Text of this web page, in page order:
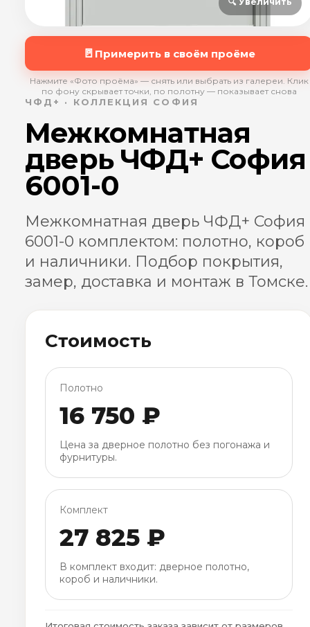
🚪 Примерить в своём проёме
Нажмите «Фото проёма» — снять или выбрать из галереи. Клик
по фону скрывает точки, по полотну — показывает снова
ЧФД+ · КОЛЛЕКЦИЯ СОФИЯ
Межкомнатная
дверь ЧФД+ София
6001-0
Межкомнатная дверь ЧФД+ София
6001-0 комплектом: полотно, короб
и наличники. Подбор покрытия,
замер, доставка и монтаж в Томске.
Стоимость
Полотно
16 750 ₽
Цена за дверное полотно без погонажа и
фурнитуры.
Комплект
27 825 ₽
В комплект входит: дверное полотно,
короб и наличники.